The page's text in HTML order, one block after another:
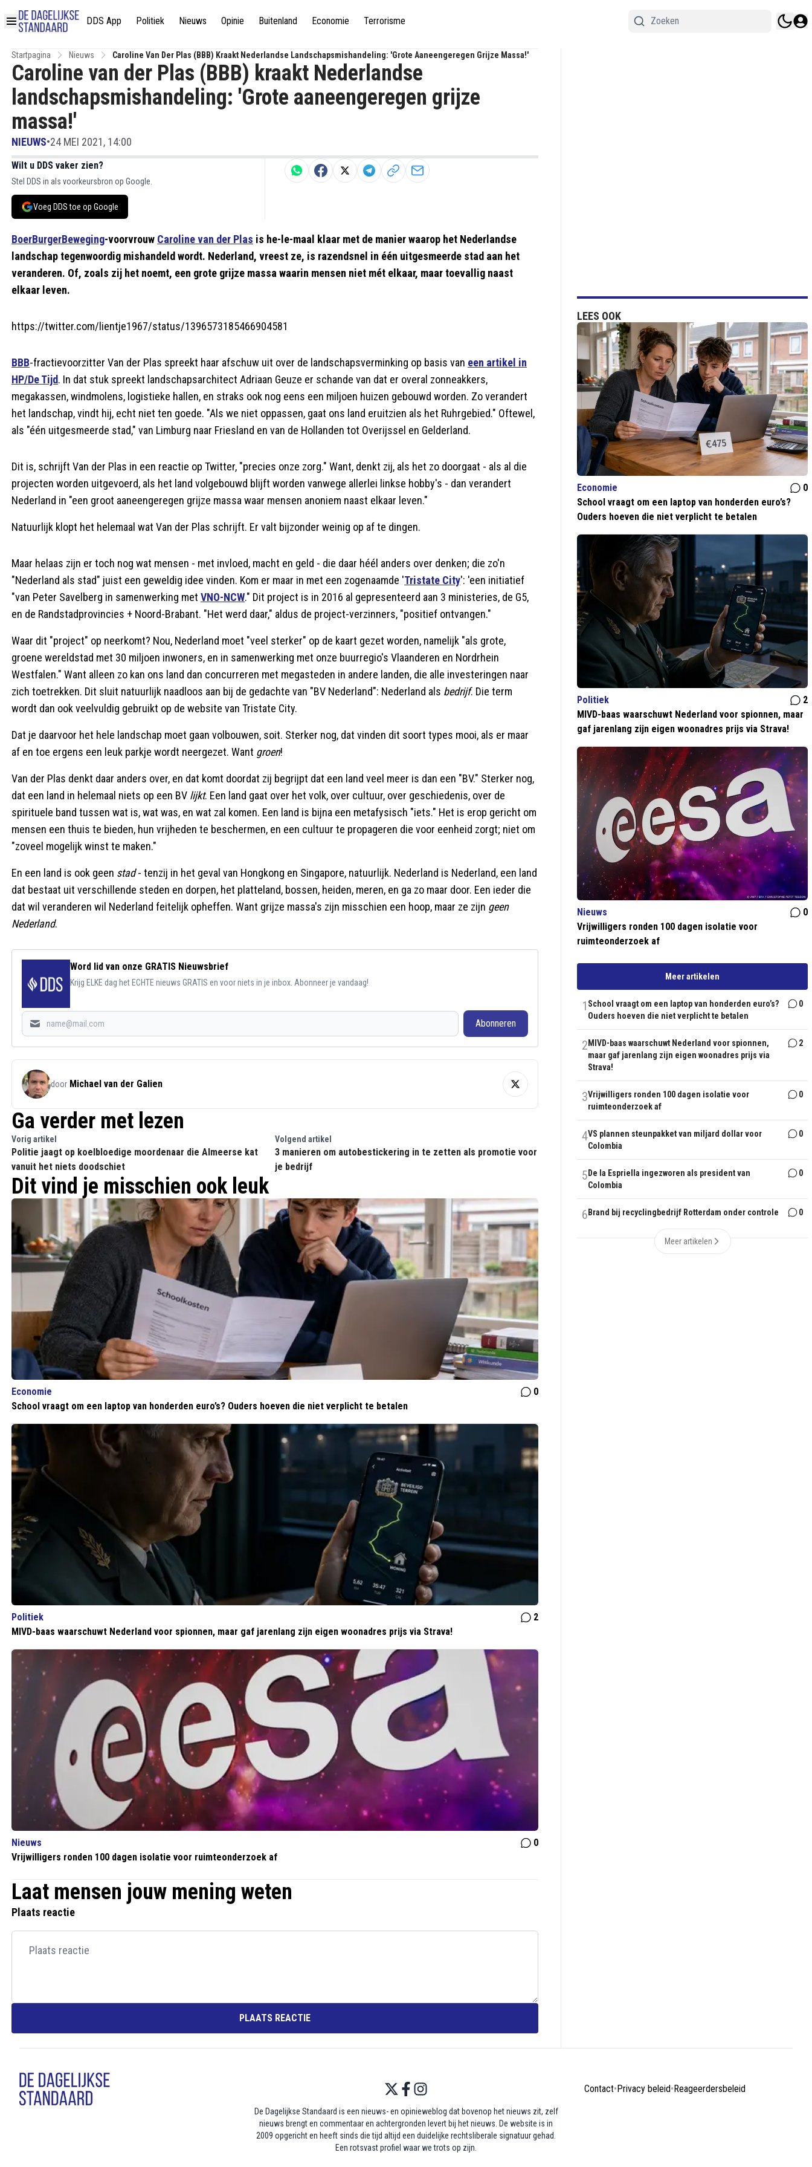
DDS App Politiek Nieuws Opinie Buitenland Economie Terrorisme
Startpagina Nieuws Caroline Van Der Plas (BBB) Kraakt Nederlandse Landschapsmishandeling: 'Grote Aaneengeregen Grijze Massa!'
Caroline van der Plas (BBB) kraakt Nederlandse
landschapsmishandeling: 'Grote aaneengeregen grijze
massa!'
NIEUWS•24 MEI 2021, 14:00
Wilt u DDS vaker zien?
Stel DDS in als voorkeursbron op Google.
Voeg DDS toe op Google
BoerBurgerBeweging-voorvrouw Caroline van der Plas is he-le-maal klaar met de manier waarop het Nederlandse
landschap tegenwoordig mishandeld wordt. Nederland, vreest ze, is razendsnel in één uitgesmeerde stad aan het
veranderen. Of, zoals zij het noemt, een grote grijze massa waarin mensen niet mét elkaar, maar toevallig naast
elkaar leven.
https://twitter.com/lientje1967/status/1396573185466904581
BBB-fractievoorzitter Van der Plas spreekt haar afschuw uit over de landschapsverminking op basis van een artikel in
HP/De Tijd. In dat stuk spreekt landschapsarchitect Adriaan Geuze er schande van dat er overal zonneakkers,
megakassen, windmolens, logistieke hallen, en straks ook nog eens een miljoen huizen gebouwd worden. Zo verandert
het landschap, vindt hij, echt niet ten goede. "Als we niet oppassen, gaat ons land eruitzien als het Ruhrgebied." Oftewel,
als "één uitgesmeerde stad," van Limburg naar Friesland en van de Hollanden tot Overijssel en Gelderland.
Dit is, schrijft Van der Plas in een reactie op Twitter, "precies onze zorg." Want, denkt zij, als het zo doorgaat - als al die
projecten worden uitgevoerd, als het land volgebouwd blijft worden vanwege allerlei linkse hobby's - dan verandert
Nederland in "een groot aaneengeregen grijze massa waar mensen anoniem naast elkaar leven."
Natuurlijk klopt het helemaal wat Van der Plas schrijft. Er valt bijzonder weinig op af te dingen.
Maar helaas zijn er toch nog wat mensen - met invloed, macht en geld - die daar héél anders over denken; die zo'n
"Nederland als stad" juist een geweldig idee vinden. Kom er maar in met een zogenaamde 'Tristate City': 'een initiatief
"van Peter Savelberg in samenwerking met VNO-NCW." Dit project is in 2016 al gepresenteerd aan 3 ministeries, de G5,
en de Randstadprovincies + Noord-Brabant. "Het werd daar," aldus de project-verzinners, "positief ontvangen."
Waar dit "project" op neerkomt? Nou, Nederland moet "veel sterker" op de kaart gezet worden, namelijk "als grote,
groene wereldstad met 30 miljoen inwoners, en in samenwerking met onze buurregio's Vlaanderen en Nordrhein
Westfalen." Want alleen zo kan ons land dan concurreren met megasteden in andere landen, die alle investeringen naar
zich toetrekken. Dit sluit natuurlijk naadloos aan bij de gedachte van "BV Nederland": Nederland als bedrijf. Die term
wordt dan ook veelvuldig gebruikt op de website van Tristate City.
Dat je daarvoor het hele landschap moet gaan volbouwen, soit. Sterker nog, dat vinden dit soort types mooi, als er maar
af en toe ergens een leuk parkje wordt neergezet. Want groen!
Van der Plas denkt daar anders over, en dat komt doordat zij begrijpt dat een land veel meer is dan een "BV." Sterker nog,
dat een land in helemaal niets op een BV lijkt. Een land gaat over het volk, over cultuur, over geschiedenis, over de
spirituele band tussen wat is, wat was, en wat zal komen. Een land is bijna een metafysisch "iets." Het is erop gericht om
mensen een thuis te bieden, hun vrijheden te beschermen, en een cultuur te propageren die voor eenheid zorgt; niet om
"zoveel mogelijk winst te maken."
En een land is ook geen stad- tenzij in het geval van Hongkong en Singapore, natuurlijk. Nederland is Nederland, een land
dat bestaat uit verschillende steden en dorpen, het platteland, bossen, heiden, meren, en ga zo maar door. Een ieder die
dat wil veranderen wil Nederland feitelijk opheffen. Want grijze massa's zijn misschien een hoop, maar ze zijn geen
Nederland.
Word lid van onze GRATIS Nieuwsbrief
Krijg ELKE dag het ECHTE nieuws GRATIS en voor niets in je inbox. Abonneer je vandaag!
Abonneren
door Michael van der Galien
Ga verder met lezen
Vorig artikel
Politie jaagt op koelbloedige moordenaar die Almeerse kat
vanuit het niets doodschiet
Volgend artikel
3 manieren om autobestickering in te zetten als promotie voor
je bedrijf
Dit vind je misschien ook leuk
Economie
0
School vraagt om een laptop van honderden euro’s? Ouders hoeven die niet verplicht te betalen
Politiek
2
MIVD-baas waarschuwt Nederland voor spionnen, maar gaf jarenlang zijn eigen woonadres prijs via Strava!
Nieuws
0
Vrijwilligers ronden 100 dagen isolatie voor ruimteonderzoek af
Laat mensen jouw mening weten
Plaats reactie
PLAATS REACTIE
LEES OOK
Economie
0
School vraagt om een laptop van honderden euro’s?
Ouders hoeven die niet verplicht te betalen
Politiek
2
MIVD-baas waarschuwt Nederland voor spionnen, maar
gaf jarenlang zijn eigen woonadres prijs via Strava!
Nieuws
0
Vrijwilligers ronden 100 dagen isolatie voor
ruimteonderzoek af
Meer artikelen
1 School vraagt om een laptop van honderden euro’s?
Ouders hoeven die niet verplicht te betalen
0
2 MIVD-baas waarschuwt Nederland voor spionnen,
maar gaf jarenlang zijn eigen woonadres prijs via
Strava!
2
3Vrijwilligers ronden 100 dagen isolatie voor
ruimteonderzoek af
0
4VS plannen steunpakket van miljard dollar voor
Colombia
0
5 De la Espriella ingezworen als president van
Colombia
0
6 Brand bij recyclingbedrijf Rotterdam onder controle 0
Meer artikelen
Contact• Privacy beleid• Reageerdersbeleid
De Dagelijkse Standaard is een nieuws- en opinieweblog dat bovenop het nieuws zit, zelf
nieuws brengt en commentaar en achtergronden levert bij het nieuws. De website is in
2009 opgericht en heeft sinds die tijd altijd een duidelijke rechtsliberale signatuur gehad.
Een rotsvast profiel waar we trots op zijn.